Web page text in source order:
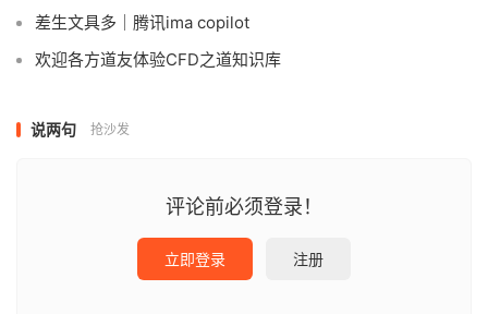
差生文具多｜腾讯ima copilot
欢迎各方道友体验CFD之道知识库
说两句 抢沙发
评论前必须登录！
立即登录 注册